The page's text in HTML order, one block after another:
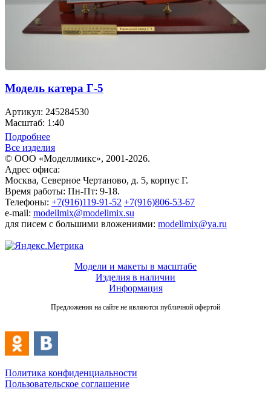
Модель катера Г-5
Артикул: 245284530
Масштаб: 1:40
Подробнее
Все изделия
© ООО «Моделлмикс», 2001-2026.
Адрес офиса:
Москва, Северное Чертаново, д. 5, корпус Г.
Время работы: Пн-Пт: 9-18.
Телефоны: +7(916)119-91-52 +7(916)806-53-67
e-mail: modellmix@modellmix.su
для писем с большими вложениями: modellmix@ya.ru
Модели и макеты в масштабе
Изделия в наличии
Информация
Предложения на сайте не являются публичной офертой
Политика конфиденциальности
Пользовательское соглашение